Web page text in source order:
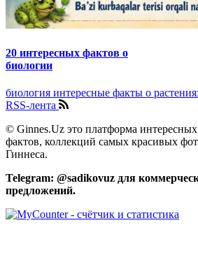
20 интересных фактов о
биологии
биология интересные факты о
RSS-лента
© Ginnes.Uz это платформа
фактов, коллекций самых красивых
Гиннеса.
Telegram: @sadikovuz для
предложений.